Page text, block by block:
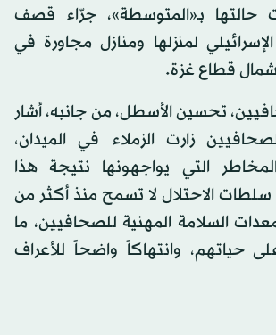
حالتها بـ«المتوسطة»، جرّاء قصف
لمنزلها ومنازل مجاورة في
قطاع غزة.
تحسين الأسطل، من جانبه، أشار
زارت الزملاء في الميدان،
التي يواجهونها نتيجة هذا
سلطات الاحتلال لا تسمح منذ أكثر من
معدات السلامة المهنية للصحافيين، ما
حياتهم، وانتهاكاً واضحاً للأعراف